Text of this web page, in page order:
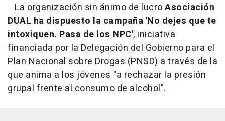
La organización sin ánimo de lucroAsociación
DUAL ha dispuesto la campaña 'No dejes que te
intoxiquen. Pasa de los NPC', iniciativa
financiada por la Delegación del Gobierno para el
Plan Nacional sobre Drogas (PNSD) a través de la
que anima a los jóvenes "a rechazar la presión
grupal frente al consumo de alcohol".